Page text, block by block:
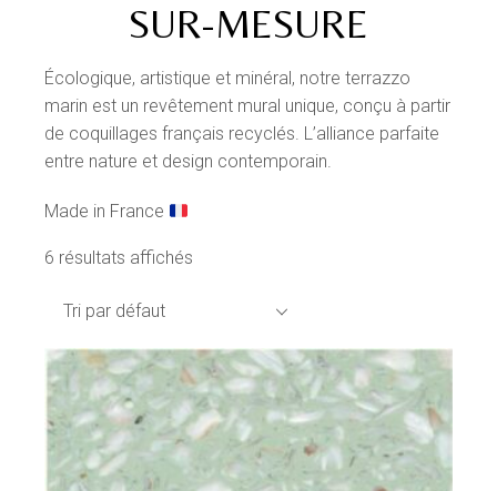
SUR-MESURE
Écologique, artistique et minéral, notre terrazzo
marin est un revêtement mural unique, conçu à partir
de coquillages français recyclés. L’alliance parfaite
entre nature et design contemporain.
Made in France
6 résultats affichés
Tri par défaut